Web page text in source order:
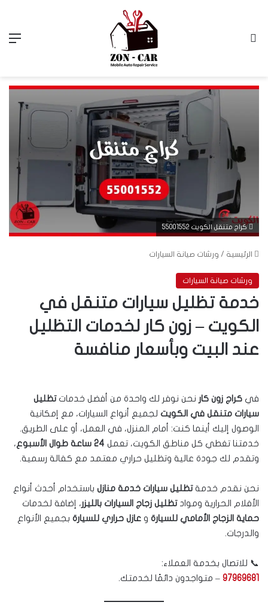
كراج متنقل الكويت 55001552
الرئيسية / ورشات صيانة السيارات
ورشات صيانة السيارات
خدمة تظليل سيارات متنقل في
الكويت – زون كار لخدمات التظليل
عند البيت وبأسعار منافسة
في كراج زون كار نحن نوفر لك واحدة من أفضل خدماتتظليل
سيارات متنقل في الكويت لجميع أنواع السيارات، مع إمكانية
الوصول إليك أينما كنت: أمام المنزل، في العمل، أو على الطريق.
خدمتنا تغطي كل مناطق الكويت، تعمل 24 ساعة طوال الأسبوع
،
وتقدم لك جودة عالية وتظليل حراري معتمد مع كفالة رسمية.
نحن نقدم خدمةتظليل سيارات خدمة منازل باستخدام أحدث أنواع
الأفلام الحرارية وموادتظليل زجاج السيارات بالليزر، إضافة لخدمات
حماية الزجاج الأمامي للسيارة و عازل حراري للسيارة بجميع الأنواع
والدرجات.
📞 للاتصال بخدمة العملاء:
97969681 – متواجدون دائمًا لخدمتك.